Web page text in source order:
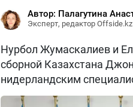
Автор: Палагутина
Эксперт, редактор Offside.kz
Нурбол Жумаскалиев и
сборной Казахстана
нидерландским